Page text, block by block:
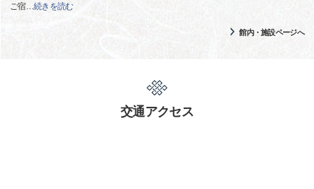
ご宿… 続きを読む
館内・施設ページへ
交通アクセス